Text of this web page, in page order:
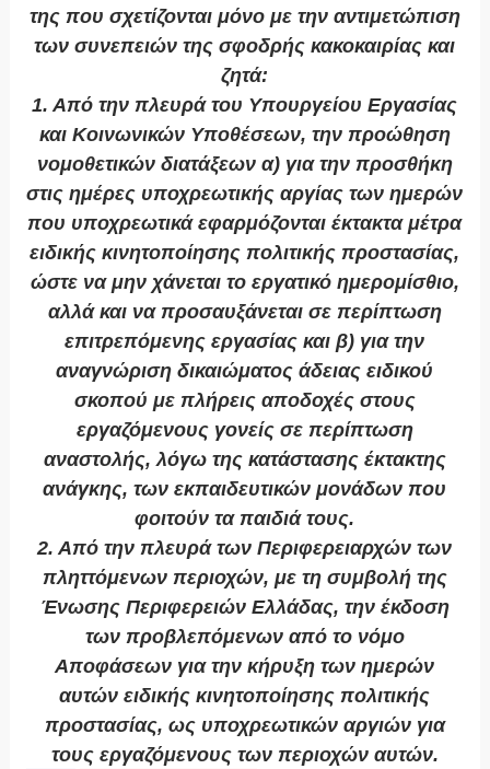
της που σχετίζονται μόνο με την αντιμετώπιση
των συνεπειών της σφοδρής κακοκαιρίας και
ζητά:
1. Από την πλευρά του Υπουργείου Εργασίας
και Κοινωνικών Υποθέσεων, την προώθηση
νομοθετικών διατάξεων α) για την προσθήκη
στις ημέρες υποχρεωτικής αργίας των ημερών
που υποχρεωτικά εφαρμόζονται έκτακτα μέτρα
ειδικής κινητοποίησης πολιτικής προστασίας,
ώστε να μην χάνεται το εργατικό ημερομίσθιο,
αλλά και να προσαυξάνεται σε περίπτωση
επιτρεπόμενης εργασίας και β) για την
αναγνώριση δικαιώματος άδειας ειδικού
σκοπού με πλήρεις αποδοχές στους
εργαζόμενους γονείς σε περίπτωση
αναστολής, λόγω της κατάστασης έκτακτης
ανάγκης, των εκπαιδευτικών μονάδων που
φοιτούν τα παιδιά τους.
2. Από την πλευρά των Περιφερειαρχών των
πληττόμενων περιοχών, με τη συμβολή της
Ένωσης Περιφερειών Ελλάδας, την έκδοση
των προβλεπόμενων από το νόμο
Αποφάσεων για την κήρυξη των ημερών
αυτών ειδικής κινητοποίησης πολιτικής
προστασίας, ως υποχρεωτικών αργιών για
τους εργαζόμενους των περιοχών αυτών.